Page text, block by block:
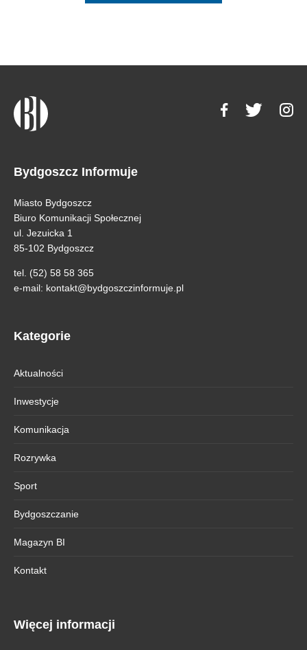
Bydgoszcz Informuje
Miasto Bydgoszcz
Biuro Komunikacji Społecznej
ul. Jezuicka 1
85-102 Bydgoszcz
tel. (52) 58 58 365
e-mail: kontakt@bydgoszczinformuje.pl
Kategorie
Aktualności
Inwestycje
Komunikacja
Rozrywka
Sport
Bydgoszczanie
Magazyn BI
Kontakt
Więcej informacji